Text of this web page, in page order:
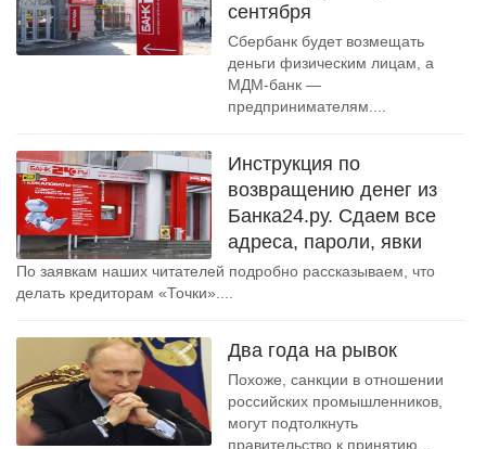
сентября
Сбербанк будет возмещать
деньги физическим лицам, а
МДМ-банк —
предпринимателям....
Инструкция по
возвращению денег из
Банка24.ру. Сдаем все
адреса, пароли, явки
По заявкам наших читателей подробно рассказываем, что
делать кредиторам «Точки»....
Два года на рывок
Похоже, санкции в отношении
российских промышленников,
могут подтолкнуть
правительство к принятию...